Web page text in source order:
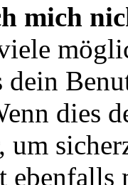
mich
dein
dies
ebenfalls